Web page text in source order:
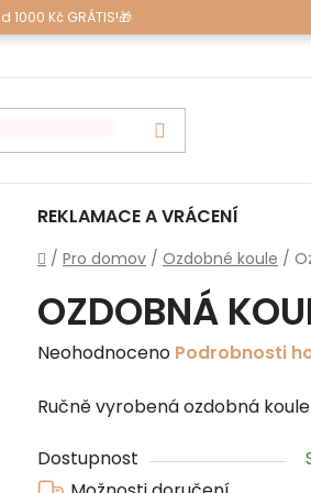
1000 Kč GRÁTIS!🎁
REKLAMACE A VRÁCENÍ
Domů
/ Pro domov / Ozdobné koule /
OZDOBNÁ
Průměrné
produktu
0,0
Neohodnoceno Podrobnosti
Ručně vyrobená ozdobná
Dostupnost